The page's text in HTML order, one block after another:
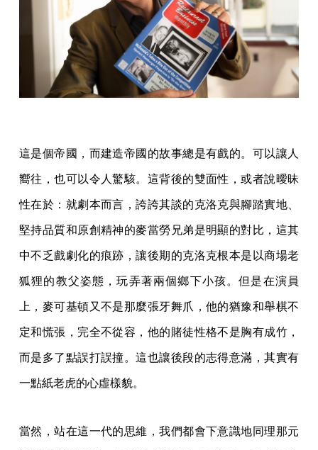
這是個帝國，而建造帝國的故事總是有戲的。可以讓人
嚮往，也可以令人驚駭。這背後的雙面性，或者說曖昧
性在於：就劇本而言，誇誇其談的克洛克與腳踏實地、
堅持品質和原創精神的麥當勞兄弟是明顯的對比，這其
中不乏戲劇化的痕跡，讓後期的克洛克根本是以商場老
狐狸的教父姿態，玩弄著兩個鄉下小孩。但是在演員
上，麥可基頓又不是那麼張牙舞爪，他的猶豫和舉棋不
定和慌張，完全不從容，他的賭徒性格不是胸有成竹，
而是多了點誤打誤撞。這也讓後段的志得意滿，其實有
一點紙老虎的心虛樣貌。
當然，站在這一代的思維，我們都會下意識地同理那元